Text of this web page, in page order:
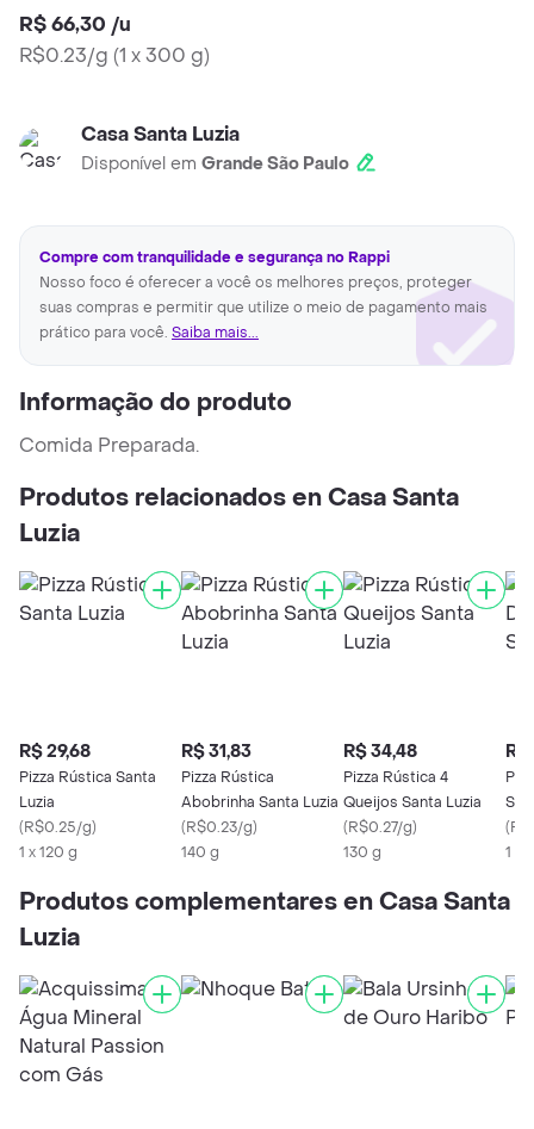
R$ 66,30 /u
R$0.23/g (1 x 300 g)
Casa Santa Luzia
Disponível em Grande São Paulo
Compre com tranquilidade e segurança no Rappi
Nosso foco é oferecer a você os melhores preços, proteger
suas compras e permitir que utilize o meio de pagamento mais
prático para você. Saiba mais...
Informação do produto
Comida Preparada.
Produtos relacionados en Casa Santa
Luzia
R$ 29,68
Pizza Rústica Santa
Luzia
(R$0.25/g)
1 x 120 g
R$ 31,83
Pizza Rústica
Abobrinha Santa Luzia
(R$0.23/g)
140 g
R$ 34,48
Pizza Rústica 4
Queijos Santa Luzia
(R$0.27/g)
130 g
R$
(
1 x
Produtos complementares en Casa Santa
Luzia